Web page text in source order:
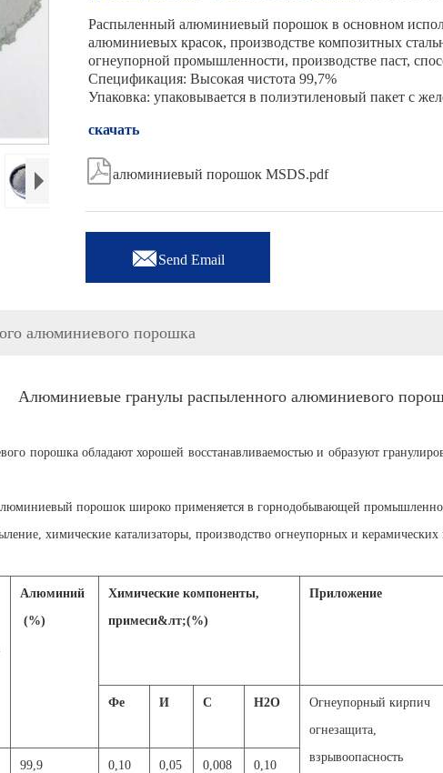
Распыленный алюминиевый порошок в основном
алюминиевых красок, производстве композитных
огнеупорной промышленности, производстве паст,
Спецификация: Высокая чистота 99,7%
Упаковка: упаковывается в полиэтиленовый пакет с
скачать
алюминиевый порошок MSDS.pdf
Send Email
алюминиевого порошка
Алюминиевые гранулы распыленного алюминиевого
порошка обладают хорошей восстанавливаемостью и образуют
порошок широко применяется в горнодобывающей
химические катализаторы, производство огнеупорных и
Алюминий
(%)
Химические компоненты,
примеси&лт;(%)
Приложение
Фе И С H2O
Огнеупорный кирпич
огнезащита,
взрывоопасность
99,9 0,10 0,05 0,008 0,10